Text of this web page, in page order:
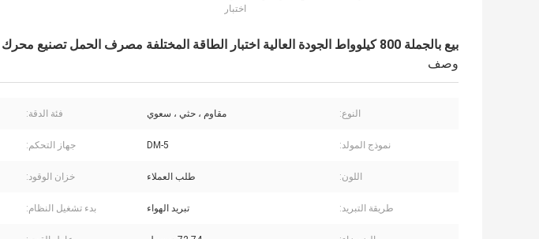
اختبار
بيع بالجملة 800 كيلوواط الجودة العالية اختبار الطاقة المختلفة مصرف الحمل تصنيع محرك توليد الديزل اختبار
وصف
النوع: مقاوم ، حثي ، سعوي فئة الدقة:
نموذج المولد: DM-5 جهاز التحكم:
اللون: طلب العملاء خزان الوقود:
طريقة التبريد: تبريد الهواء بدء تشغيل النظام: